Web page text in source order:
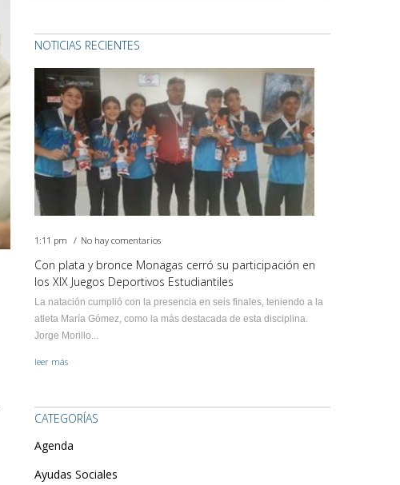
NOTICIAS RECIENTES
1:11 pm No hay comentarios
Con plata y bronce Monagas cerró su participación en
los XIX Juegos Deportivos Estudiantiles
La natación cumplió con la presencia en seis finales, teniendo a la
atleta María Gómez, como la más destacada de esta disciplina.
Jorge Morillo...
leer más
CATEGORÍAS
Agenda
Ayudas Sociales